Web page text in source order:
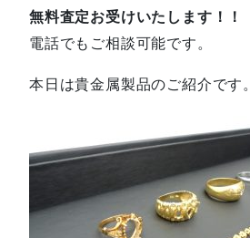
無料査定お受けいたします！！
電話でもご相談可能です。
本日は貴金属製品のご紹介です。